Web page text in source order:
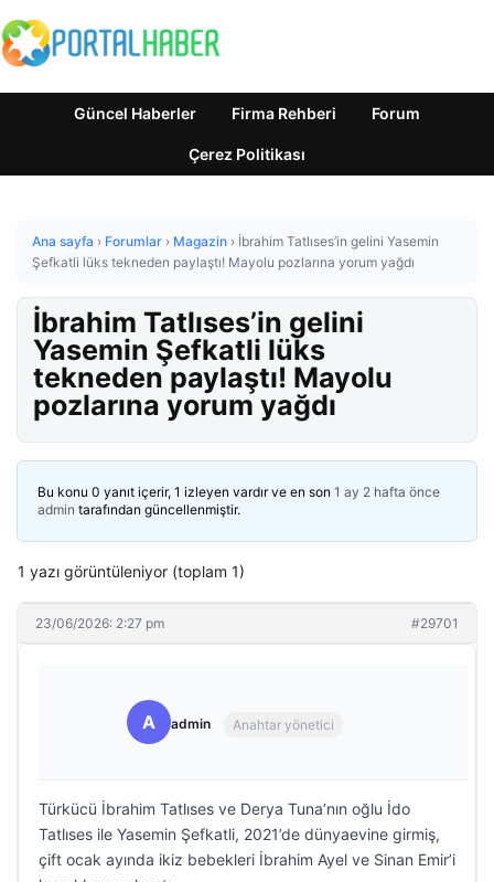
Güncel Haberler Firma Rehberi Forum
Çerez Politikası
Ana sayfa › Forumlar › Magazin › İbrahim Tatlıses’in gelini Yasemin
Şefkatli lüks tekneden paylaştı! Mayolu pozlarına yorum yağdı
İbrahim Tatlıses’in gelini
Yasemin Şefkatli lüks
tekneden paylaştı! Mayolu
pozlarına yorum yağdı
Bu konu 0 yanıt içerir, 1 izleyen vardır ve en son 1 ay 2 hafta önce
admin tarafından güncellenmiştir.
1 yazı görüntüleniyor (toplam 1)
23/06/2026: 2:27 pm #29701
A admin Anahtar yönetici
Türkücü İbrahim Tatlıses ve Derya Tuna’nın oğlu İdo
Tatlıses ile Yasemin Şefkatli, 2021’de dünyaevine girmiş,
çift ocak ayında ikiz bebekleri İbrahim Ayel ve Sinan Emir’i